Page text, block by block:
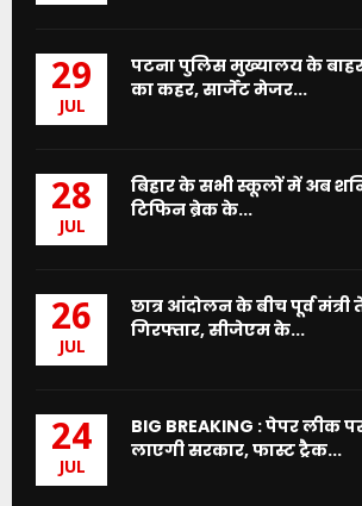
29
JUL
पटना पुलिस मुख्यालय के
का कहर, सार्जेंट मेजर...
28
JUL
बिहार के सभी स्कूलों में अब
टिफिन ब्रेक के...
26
JUL
छात्र आंदोलन के बीच पूर्व मंत्री
गिरफ्तार, सीजेएम के...
24
JUL
BIG BREAKING : पेपर लीक
लाएगी सरकार, फास्ट ट्रैक...